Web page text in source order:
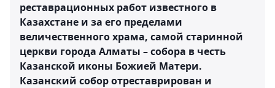
реставрационных работ известного в
Казахстане и за его пределами
величественного храма, самой старинной
церкви города Алматы – собора в честь
Казанской иконы Божией Матери.
Казанский собор отреставрирован и